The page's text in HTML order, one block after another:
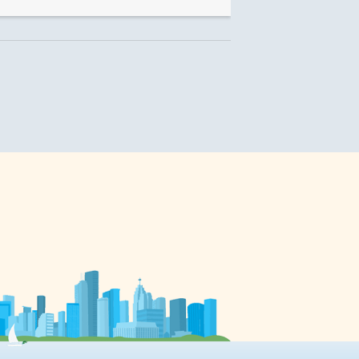
psychologie — et peut-être même